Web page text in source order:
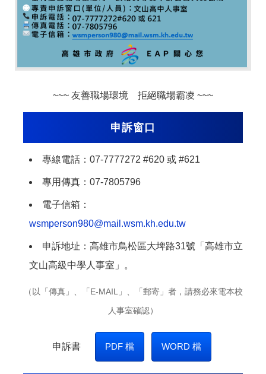
~~~ 友善職場環境 拒絕職場霸凌 ~~~
申訴窗口
專線電話：07-7777272 #620 或 #621
專用傳真：07-7805796
電子信箱：
wsmperson980@mail.wsm.kh.edu.tw
申訴地址：高雄市鳥松區大埤路31號「高雄市立
文山高級中學人事室」。
（以「傳真」、「E-MAIL」、「郵寄」者，請務必來電本校
人事室確認）
申訴書 PDF 檔 WORD 檔